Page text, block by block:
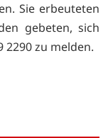
Sie erbeuteten
gebeten, sich
2290 zu melden.